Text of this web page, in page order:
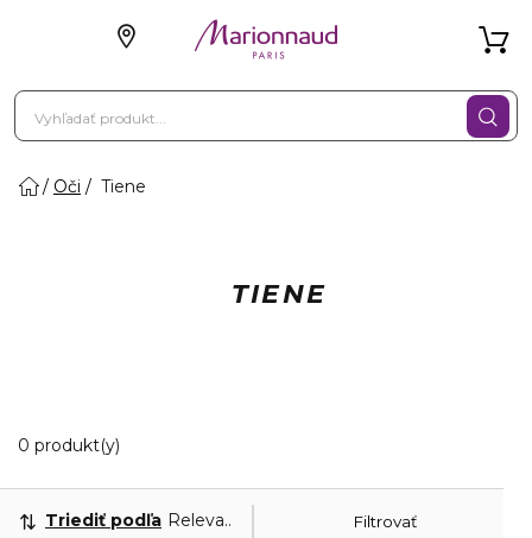
Oči Tiene
TIENE
0 produkt(y)
Filtrovať
Triediť podľa Relevantnosť